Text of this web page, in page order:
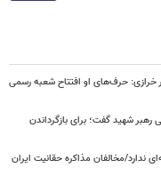
خرازی: حرف‌های او افتتاح شعبه رسمی
شهید گفت؛ برای بازگرداندن
ندارد/مخالفان مذاکره حقانیت ایران